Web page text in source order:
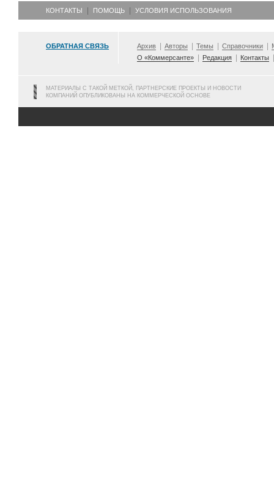
КОНТАКТЫ ПОМОЩЬ УСЛОВИЯ ИСПОЛЬЗОВАНИЯ
ОБРАТНАЯ СВЯЗЬ Архив Авторы Темы Справочники
О «Коммерсанте»
Редакция Контакты
МАТЕРИАЛЫ С ТАКОЙ МЕТКОЙ, ПАРТНЕРСКИЕ ПРОЕКТЫ И НОВОСТИ
КОМПАНИЙ ОПУБЛИКОВАНЫ НА КОММЕРЧЕСКОЙ ОСНОВЕ